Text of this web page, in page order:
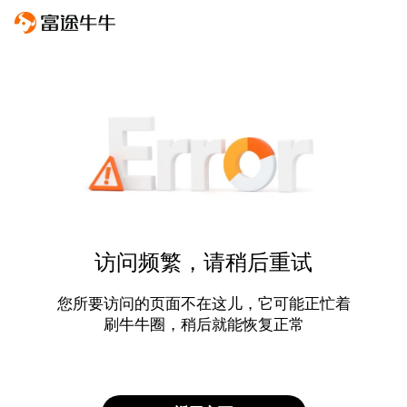
访问频繁，请稍后重试
您所要访问的页面不在这儿，它可能正忙着
刷牛牛圈，稍后就能恢复正常